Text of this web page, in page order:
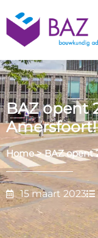
BAZ opent
Amersfoort!
Home>BAZ opent
15 maart 2023